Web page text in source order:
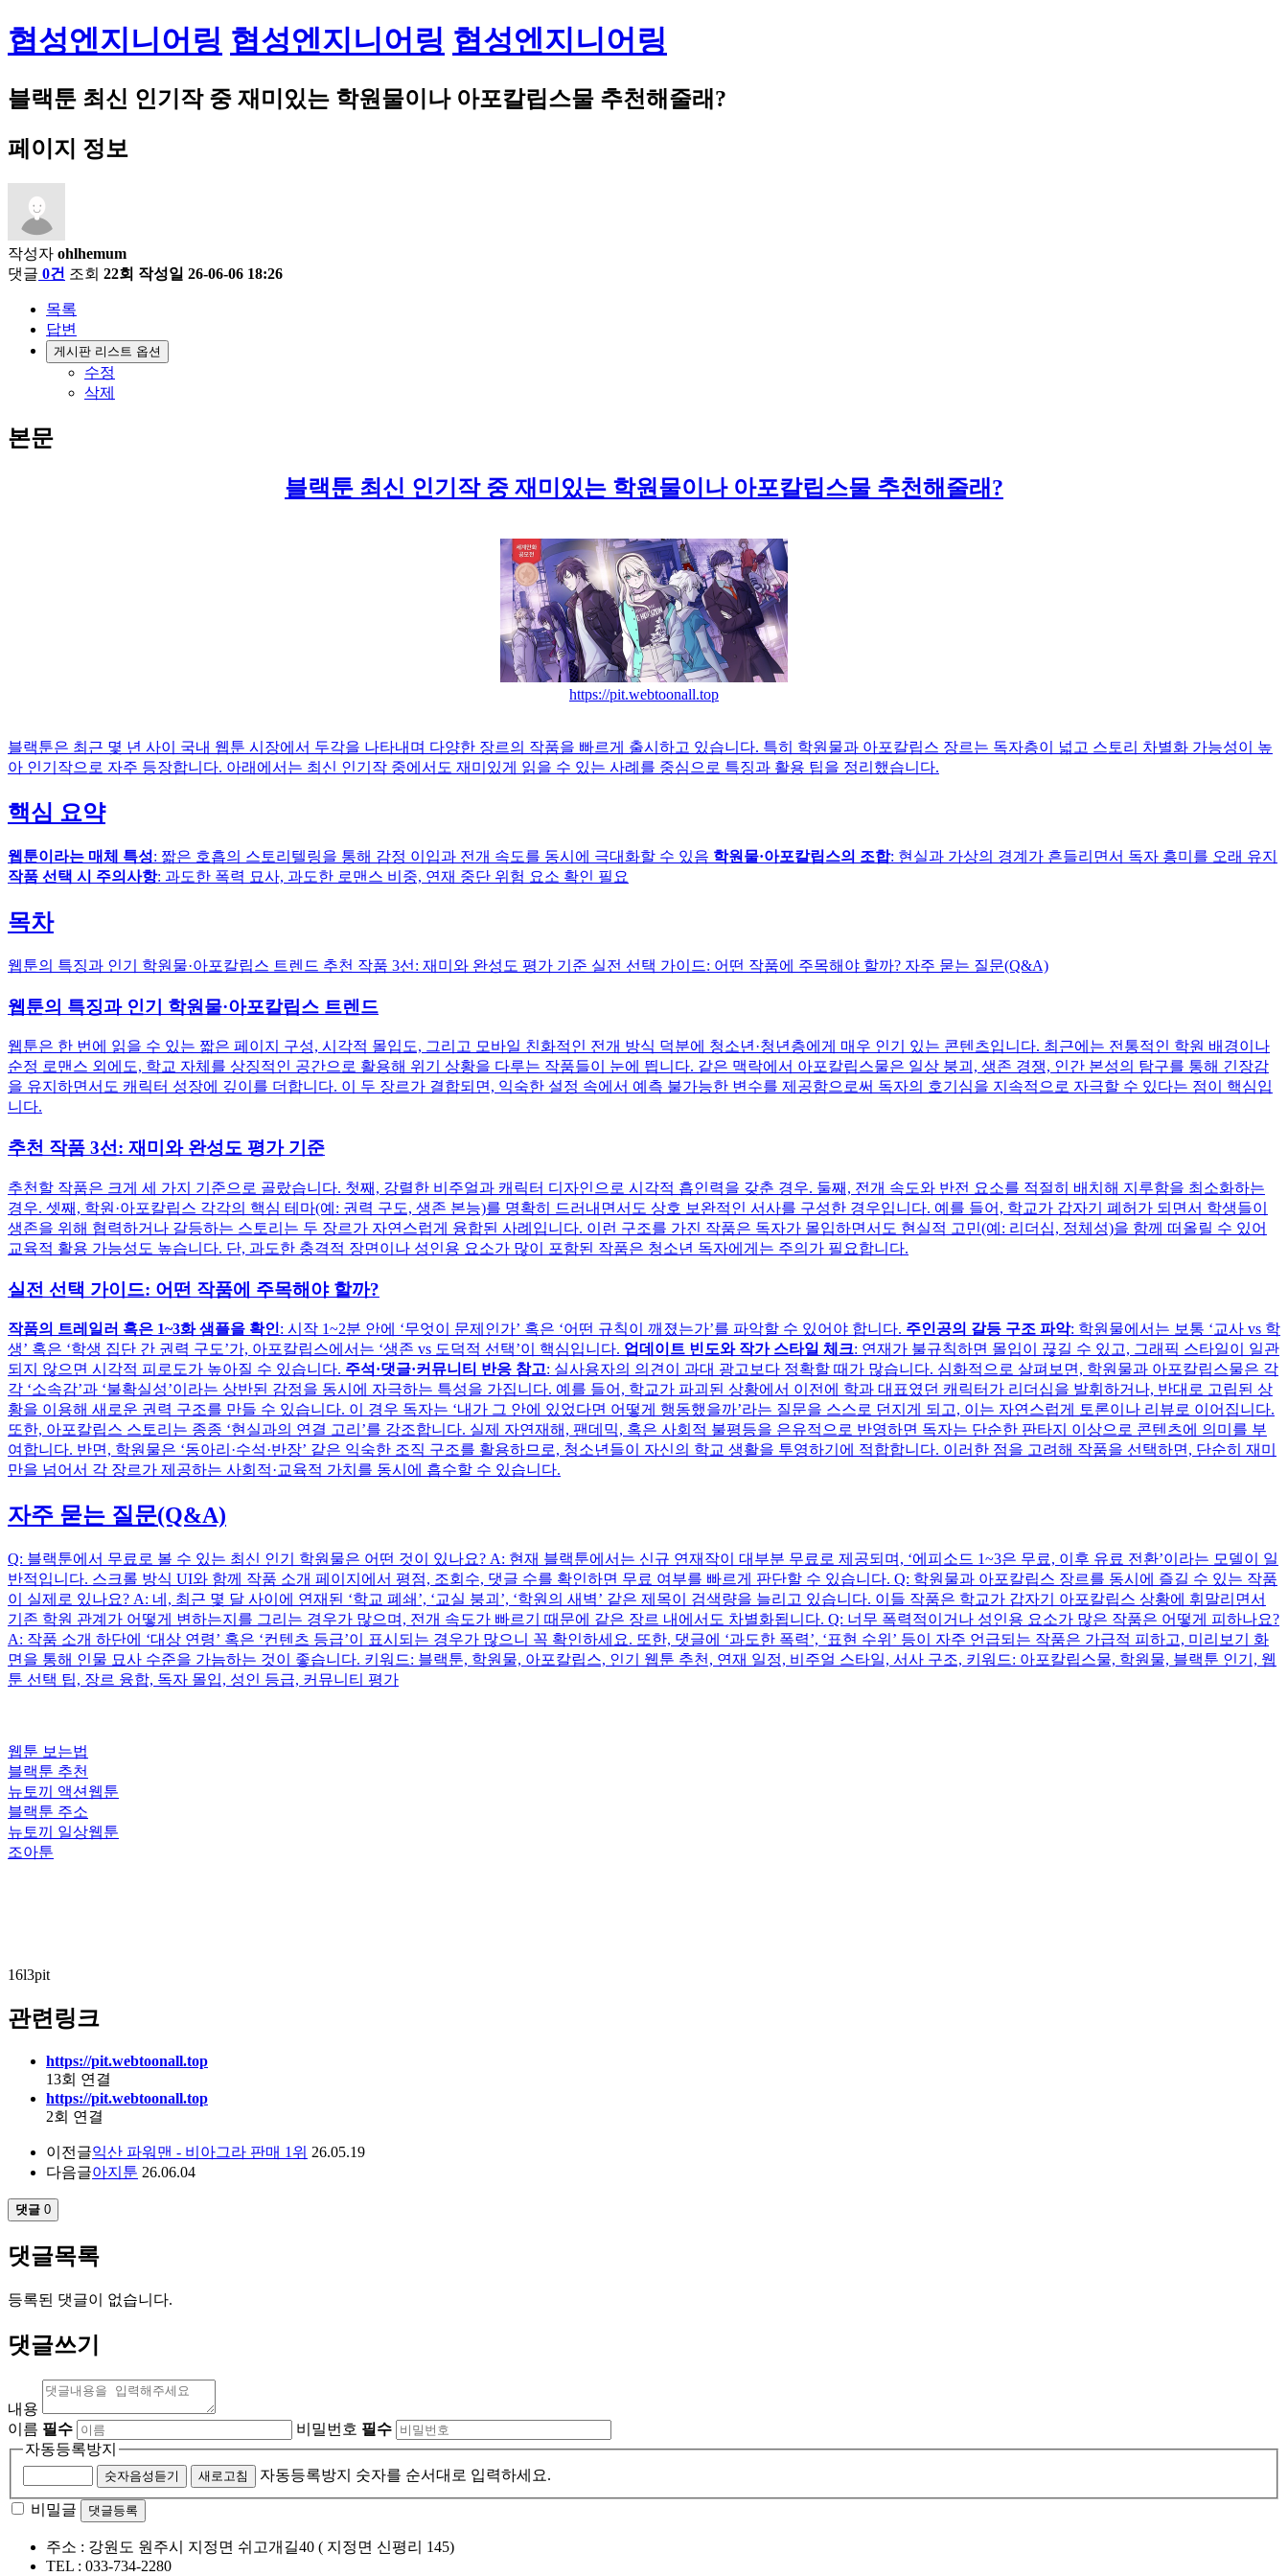
협성엔지니어링 협성엔지니어링 협성엔지니어링
블랙툰 최신 인기작 중 재미있는 학원물이나 아포칼립스물 추천해줄래?
페이지 정보
작성자 ohlhemum
댓글 0건 조회 22회 작성일 26-06-06 18:26
목록
답변
게시판 리스트 옵션
수정
삭제
본문
블랙툰 최신 인기작 중 재미있는 학원물이나 아포칼립스물 추천해줄래?
https://pit.webtoonall.top
블랙툰은 최근 몇 년 사이 국내 웹툰 시장에서 두각을 나타내며 다양한 장르의 작품을 빠르게 출시하고 있습니다. 특히 학원물과 아포칼립스 장르는 독자층이 넓고 스토리 차별화 가능성이 높
아 인기작으로 자주 등장합니다. 아래에서는 최신 인기작 중에서도 재미있게 읽을 수 있는 사례를 중심으로 특징과 활용 팁을 정리했습니다.
핵심 요약
웹툰이라는 매체 특성: 짧은 호흡의 스토리텔링을 통해 감정 이입과 전개 속도를 동시에 극대화할 수 있음 학원물·아포칼립스의 조합: 현실과 가상의 경계가 흔들리면서 독자 흥미를 오래 유지
작품 선택 시 주의사항: 과도한 폭력 묘사, 과도한 로맨스 비중, 연재 중단 위험 요소 확인 필요
목차
웹툰의 특징과 인기 학원물·아포칼립스 트렌드 추천 작품 3선: 재미와 완성도 평가 기준 실전 선택 가이드: 어떤 작품에 주목해야 할까? 자주 묻는 질문(Q&A)
웹툰의 특징과 인기 학원물·아포칼립스 트렌드
웹툰은 한 번에 읽을 수 있는 짧은 페이지 구성, 시각적 몰입도, 그리고 모바일 친화적인 전개 방식 덕분에 청소년·청년층에게 매우 인기 있는 콘텐츠입니다. 최근에는 전통적인 학원 배경이나
순정 로맨스 외에도, 학교 자체를 상징적인 공간으로 활용해 위기 상황을 다루는 작품들이 눈에 띕니다. 같은 맥락에서 아포칼립스물은 일상 붕괴, 생존 경쟁, 인간 본성의 탐구를 통해 긴장감
을 유지하면서도 캐릭터 성장에 깊이를 더합니다. 이 두 장르가 결합되면, 익숙한 설정 속에서 예측 불가능한 변수를 제공함으로써 독자의 호기심을 지속적으로 자극할 수 있다는 점이 핵심입
니다.
추천 작품 3선: 재미와 완성도 평가 기준
추천할 작품은 크게 세 가지 기준으로 골랐습니다. 첫째, 강렬한 비주얼과 캐릭터 디자인으로 시각적 흡인력을 갖춘 경우. 둘째, 전개 속도와 반전 요소를 적절히 배치해 지루함을 최소화하는
경우. 셋째, 학원·아포칼립스 각각의 핵심 테마(예: 권력 구도, 생존 본능)를 명확히 드러내면서도 상호 보완적인 서사를 구성한 경우입니다. 예를 들어, 학교가 갑자기 폐허가 되면서 학생들이
생존을 위해 협력하거나 갈등하는 스토리는 두 장르가 자연스럽게 융합된 사례입니다. 이런 구조를 가진 작품은 독자가 몰입하면서도 현실적 고민(예: 리더십, 정체성)을 함께 떠올릴 수 있어
교육적 활용 가능성도 높습니다. 단, 과도한 충격적 장면이나 성인용 요소가 많이 포함된 작품은 청소년 독자에게는 주의가 필요합니다.
실전 선택 가이드: 어떤 작품에 주목해야 할까?
작품의 트레일러 혹은 1~3화 샘플을 확인: 시작 1~2분 안에 ‘무엇이 문제인가’ 혹은 ‘어떤 규칙이 깨졌는가’를 파악할 수 있어야 합니다. 주인공의 갈등 구조 파악: 학원물에서는 보통 ‘교사 vs 학
생’ 혹은 ‘학생 집단 간 권력 구도’가, 아포칼립스에서는 ‘생존 vs 도덕적 선택’이 핵심입니다. 업데이트 빈도와 작가 스타일 체크: 연재가 불규칙하면 몰입이 끊길 수 있고, 그래픽 스타일이 일관
되지 않으면 시각적 피로도가 높아질 수 있습니다. 주석·댓글·커뮤니티 반응 참고: 실사용자의 의견이 과대 광고보다 정확할 때가 많습니다. 심화적으로 살펴보면, 학원물과 아포칼립스물은 각
각 ‘소속감’과 ‘불확실성’이라는 상반된 감정을 동시에 자극하는 특성을 가집니다. 예를 들어, 학교가 파괴된 상황에서 이전에 학과 대표였던 캐릭터가 리더십을 발휘하거나, 반대로 고립된 상
황을 이용해 새로운 권력 구조를 만들 수 있습니다. 이 경우 독자는 ‘내가 그 안에 있었다면 어떻게 행동했을까’라는 질문을 스스로 던지게 되고, 이는 자연스럽게 토론이나 리뷰로 이어집니다.
또한, 아포칼립스 스토리는 종종 ‘현실과의 연결 고리’를 강조합니다. 실제 자연재해, 팬데믹, 혹은 사회적 불평등을 은유적으로 반영하면 독자는 단순한 판타지 이상으로 콘텐츠에 의미를 부
여합니다. 반면, 학원물은 ‘동아리·수석·반장’ 같은 익숙한 조직 구조를 활용하므로, 청소년들이 자신의 학교 생활을 투영하기에 적합합니다. 이러한 점을 고려해 작품을 선택하면, 단순히 재미
만을 넘어서 각 장르가 제공하는 사회적·교육적 가치를 동시에 흡수할 수 있습니다.
자주 묻는 질문(Q&A)
Q: 블랙툰에서 무료로 볼 수 있는 최신 인기 학원물은 어떤 것이 있나요? A: 현재 블랙툰에서는 신규 연재작이 대부분 무료로 제공되며, ‘에피소드 1~3은 무료, 이후 유료 전환’이라는 모델이 일
반적입니다. 스크롤 방식 UI와 함께 작품 소개 페이지에서 평점, 조회수, 댓글 수를 확인하면 무료 여부를 빠르게 판단할 수 있습니다. Q: 학원물과 아포칼립스 장르를 동시에 즐길 수 있는 작품
이 실제로 있나요? A: 네, 최근 몇 달 사이에 연재된 ‘학교 폐쇄’, ‘교실 붕괴’, ‘학원의 새벽’ 같은 제목이 검색량을 늘리고 있습니다. 이들 작품은 학교가 갑자기 아포칼립스 상황에 휘말리면서
기존 학원 관계가 어떻게 변하는지를 그리는 경우가 많으며, 전개 속도가 빠르기 때문에 같은 장르 내에서도 차별화됩니다. Q: 너무 폭력적이거나 성인용 요소가 많은 작품은 어떻게 피하나요?
A: 작품 소개 하단에 ‘대상 연령’ 혹은 ‘컨텐츠 등급’이 표시되는 경우가 많으니 꼭 확인하세요. 또한, 댓글에 ‘과도한 폭력’, ‘표현 수위’ 등이 자주 언급되는 작품은 가급적 피하고, 미리보기 화
면을 통해 인물 묘사 수준을 가늠하는 것이 좋습니다. 키워드: 블랙툰, 학원물, 아포칼립스, 인기 웹툰 추천, 연재 일정, 비주얼 스타일, 서사 구조, 키워드: 아포칼립스물, 학원물, 블랙툰 인기, 웹
툰 선택 팁, 장르 융합, 독자 몰입, 성인 등급, 커뮤니티 평가
웹툰 보는법
블랙툰 추천
뉴토끼 액션웹툰
블랙툰 주소
뉴토끼 일상웹툰
조아툰
16l3pit
관련링크
https://pit.webtoonall.top
13회 연결
https://pit.webtoonall.top
2회 연결
이전글익산 파워맨 - 비아그라 판매 1위 26.05.19
다음글아지툰 26.06.04
댓글 0
댓글목록
등록된 댓글이 없습니다.
댓글쓰기
내용
이름 필수 비밀번호 필수
자동등록방지
숫자음성듣기 새로고침 자동등록방지 숫자를 순서대로 입력하세요.
비밀글 댓글등록
주소 : 강원도 원주시 지정면 쉬고개길40 ( 지정면 신평리 145)
TEL : 033-734-2280